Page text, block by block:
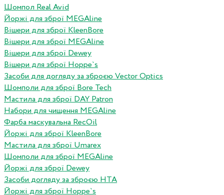
Шомпол Real Avid
Йоржі для зброї MEGAline
Вішери для зброї KleenBore
Вішери для зброї MEGAline
Вішери для зброї Dewey
Вішери для зброї Hoppe`s
Засоби для догляду за зброєю Vector Optics
Шомполи для зброї Bore Tech
Мастила для зброї DAY Patron
Набори для чищення MEGAline
Фарба маскувальна RecOil
Йоржі для зброї KleenBore
Мастила для зброї Umarex
Шомполи для зброї MEGAline
Йоржі для зброї Dewey
Засоби догляду за зброєю HTA
Йоржі для зброї Hoppe`s